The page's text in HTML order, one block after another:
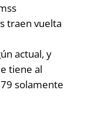
traen vuelta
actual, y
tiene al
solamente